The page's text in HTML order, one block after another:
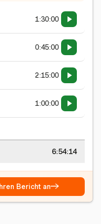
1:30:00
0:45:00
2:15:00
1:00:00
6:54:15
Bericht an→